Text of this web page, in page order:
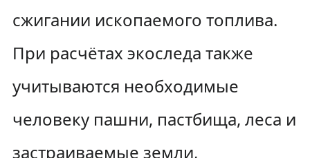
сжигании ископаемого топлива.
При расчётах экоследа также
учитываются необходимые
человеку пашни, пастбища, леса и
застраиваемые земли,